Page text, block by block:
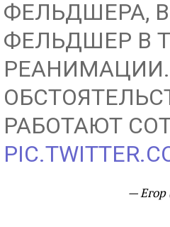
ФЕЛЬДШЕРА,
ФЕЛЬДШЕР В
РЕАНИМАЦИИ.
РАБОТАЮТ
— Егор